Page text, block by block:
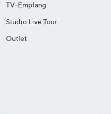
TV-Empfang
Studio Live Tour
Outlet